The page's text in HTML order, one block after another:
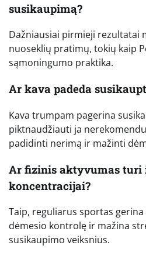
susikaupimą?
Dažniausiai pirmieji rezultatai
nuoseklių pratimų, tokių kaip
sąmoningumo praktika.
Ar kava padeda
Kava trumpam pagerina
piktnaudžiauti ja
padidinti nerimą ir mažinti
Ar fizinis aktyvumas turi
koncentracijai?
Taip, reguliarus sportas
dėmesio kontrolę ir mažina
susikaupimo veiksnius.